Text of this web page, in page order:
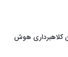
کلاهبرداری هوش